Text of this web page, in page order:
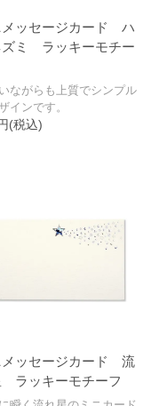
メッセージカード ハ
ズミ ラッキーモチー
ながらも上質でシンプル
インです。
(税込)
メッセージカード 流
ラッキーモチーフ